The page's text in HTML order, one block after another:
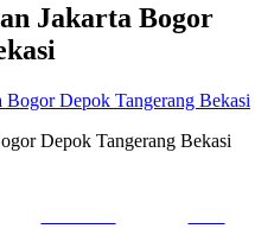
Jakarta Bogor
Depok Tangerang Bekasi